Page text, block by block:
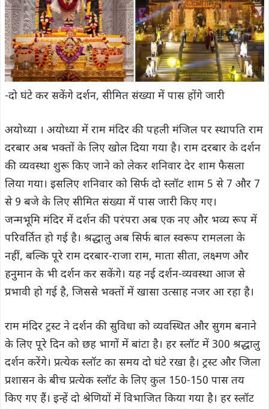
-दो घंटे कर सकेंगे दर्शन, सीमित संख्या में पास होंगे जारी
अयोध्या । अयोध्या में राम मंदिर की पहली मंजिल पर स्थापति राम
दरबार अब भक्तों के लिए खोल दिया गया है। राम दरबार के दर्शन
की व्यवस्था शुरू किए जाने को लेकर शनिवार देर शाम फैसला
लिया गया। इसलिए शनिवार को सिर्फ दो स्लॉट शाम 5 से 7 और 7
से 9 बजे के लिए सीमित संख्या में पास जारी किए गए।
जन्मभूमि मंदिर में दर्शन की परंपरा अब एक नए और भव्य रूप में
परिवर्तित हो गई है। श्रद्धालु अब सिर्फ बाल स्वरूप रामलला के
नहीं, बल्कि पूरे राम दरबार-राजा राम, माता सीता, लक्ष्मण और
हनुमान के भी दर्शन कर सकेंगे। यह नई दर्शन-व्यवस्था आज से
प्रभावी हो गई है, जिससे भक्तों में खासा उत्साह नजर आ रहा है।
राम मंदिर ट्रस्ट ने दर्शन की सुविधा को व्यवस्थित और सुगम बनाने
के लिए पूरे दिन को छह भागों में बांटा है। हर स्लॉट में 300 श्रद्धालु
दर्शन करेंगे। प्रत्येक स्लॉट का समय दो घंटे रखा है। ट्रस्ट और जिला
प्रशासन के बीच प्रत्येक स्लॉट के लिए कुल 150-150 पास तय
किए गए हैं। इन्हें दो श्रेणियों में विभाजित किया गया है। हर स्लॉट